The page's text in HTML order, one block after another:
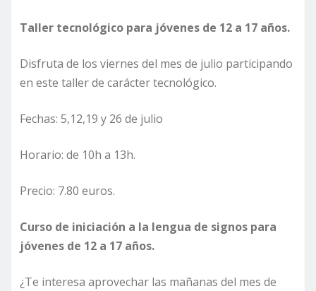
Taller tecnológico para jóvenes de 12 a 17 años.
Disfruta de los viernes del mes de julio participando
en este taller de carácter tecnológico.
Fechas: 5,12,19 y 26 de julio
Horario: de 10h a 13h.
Precio: 7.80 euros.
Curso de iniciación a la lengua de signos para
jóvenes de 12 a 17 años.
¿Te interesa aprovechar las mañanas del mes de